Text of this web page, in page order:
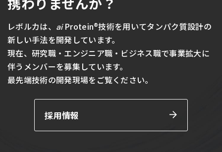
レボルカは、 ai Protein®技術を用いてタンパク質設計の
新しい手法を開発しています。
現在、研究職・エンジニア職・ビジネス職で事業拡大に
伴うメンバーを募集しています。
最先端技術の開発現場をご覧ください。
採用情報